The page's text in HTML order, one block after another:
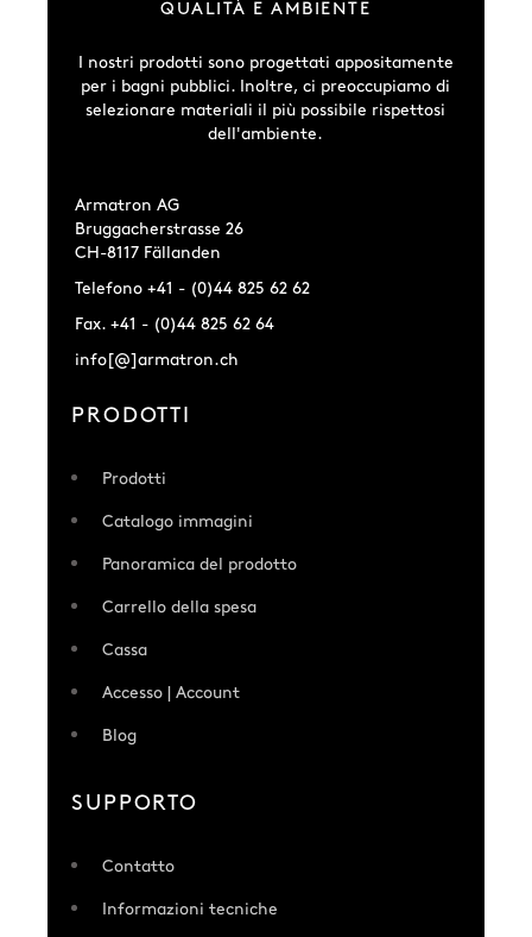
QUALITÀ E AMBIENTE
I nostri prodotti sono progettati appositamente
per i bagni pubblici. Inoltre, ci preoccupiamo di
selezionare materiali il più possibile rispettosi
dell'ambiente.
Armatron AG
Bruggacherstrasse 26
CH-8117 Fällanden
Telefono +41 - (0)44 825 62 62
Fax. +41 - (0)44 825 62 64
info[@]armatron.ch
PRODOTTI
Prodotti
Catalogo immagini
Panoramica del prodotto
Carrello della spesa
Cassa
Accesso | Account
Blog
SUPPORTO
Contatto
Informazioni tecniche